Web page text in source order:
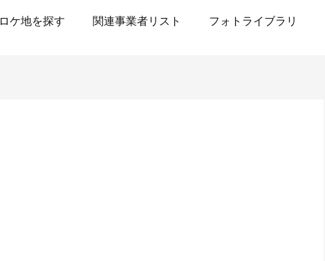
ロケ地を探す 関連事業者リスト フォトライブラリ